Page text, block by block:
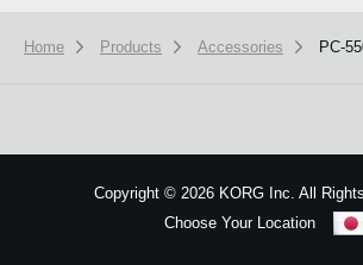
Home Products Accessories PC-
Copyright ©2026 KORG Inc. All
Choose Your Location
OK